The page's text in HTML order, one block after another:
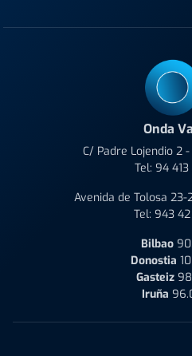
Onda
C/ Padre Lojendio 2
Tel: 94
Avenida de Tolosa
Tel: 943
Bilbao
Donostia
Gasteiz
Iruña